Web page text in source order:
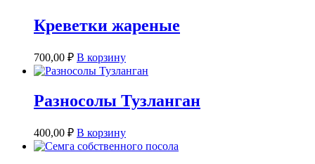
Креветки жареные
700,00 ₽ В корзину
Разносолы Тузланган
400,00 ₽ В корзину